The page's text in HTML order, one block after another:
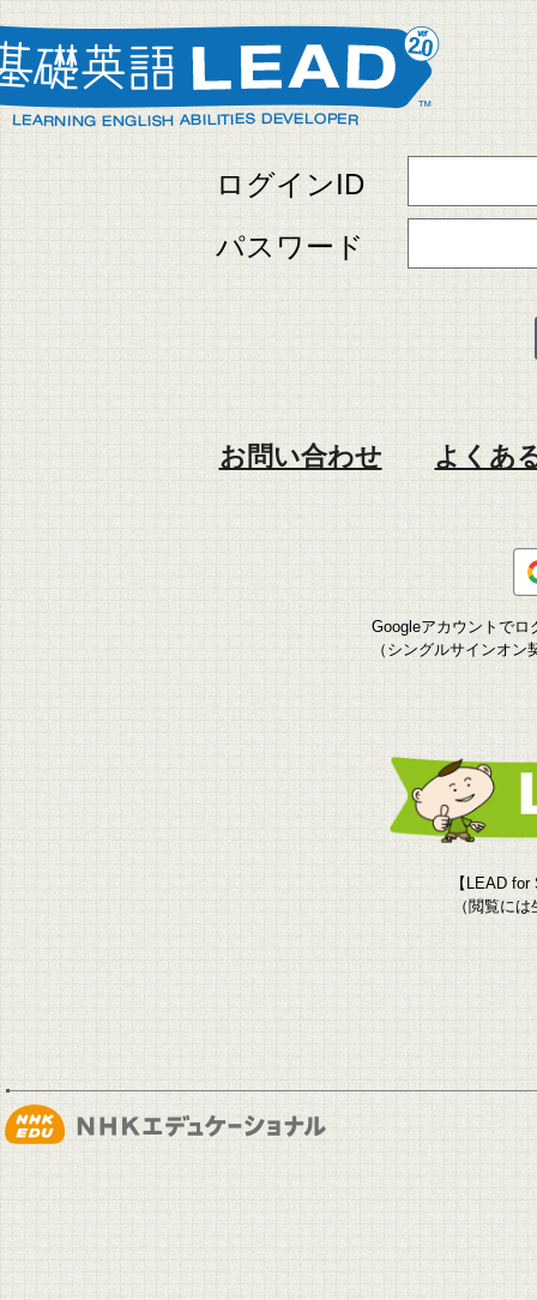
ログインID
パスワード
お問い合わせ よくあ
Googleアカウントでロ
（シングルサインオ
【LEAD
（閲覧に